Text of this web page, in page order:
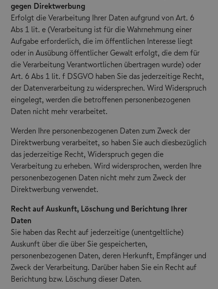
gegen Direktwerbung
Erfolgt die Verarbeitung Ihrer Daten aufgrund von Art. 6
Abs 1 lit. e (Verarbeitung ist für die Wahrnehmung einer
Aufgabe erforderlich, die im öffentlichen Interesse liegt
oder in Ausübung öffentlicher Gewalt erfolgt, die dem für
die Verarbeitung Verantwortlichen übertragen wurde) oder
Art. 6 Abs 1 lit. f DSGVO haben Sie das jederzeitige Recht,
der Datenverarbeitung zu widersprechen. Wird Widerspruch
eingelegt, werden die betroffenen personenbezogenen
Daten nicht mehr verarbeitet.
Werden Ihre personenbezogenen Daten zum Zweck der
Direktwerbung verarbeitet, so haben Sie auch diesbezüglich
das jederzeitige Recht, Widerspruch gegen die
Verarbeitung zu erheben. Wird widersprochen, werden Ihre
personenbezogenen Daten nicht mehr zum Zweck der
Direktwerbung verwendet.
Recht auf Auskunft, Löschung und Berichtung Ihrer
Daten
Sie haben das Recht auf jederzeitige (unentgeltliche)
Auskunft über die über Sie gespeicherten,
personenbezogenen Daten, deren Herkunft, Empfänger und
Zweck der Verarbeitung. Darüber haben Sie ein Recht auf
Berichtung bzw. Löschung dieser Daten.